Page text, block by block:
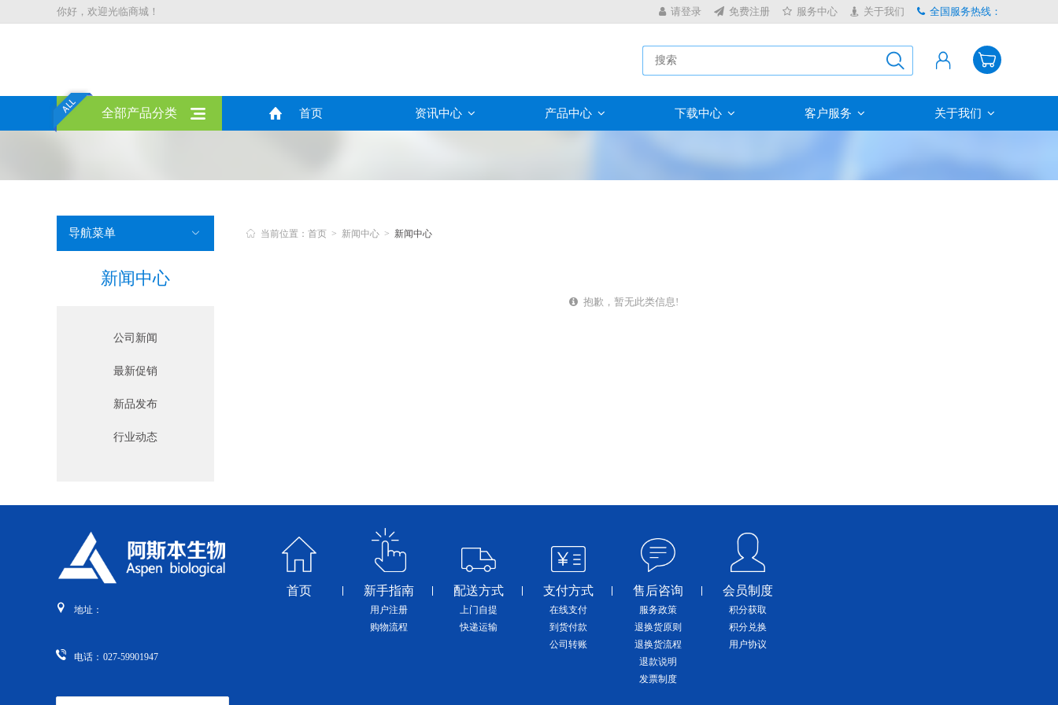
你好，欢迎光临商城！ 请登录 免费注册 服务中心 关于我们 全国服务热线：
全部产品分类 首页 资讯中心 产品中心 下载中心 客户服务 关于我们

导航菜单
新闻中心
公司新闻
最新促销
新品发布
行业动态
 当前位置：首页 > 新闻中心 > 新闻中心
抱歉，暂无此类信息!
地址：
电话： 027-59901947
首页 新手指南
用户注册
购物流程
配送方式
上门自提
快递运输
支付方式
在线支付
到货付款
公司转账
售后咨询
服务政策
退换货原则
退换货流程
退款说明
发票制度
会员制度
积分获取
积分兑换
用户协议